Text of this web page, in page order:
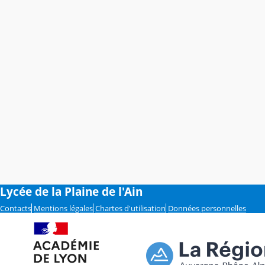
Lycée de la Plaine de l'Ain
Contacts Mentions légales Chartes d'utilisation Données personnelles